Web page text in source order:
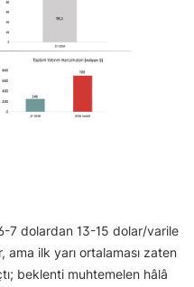
7 dolardan 13-15 dolar/varile
ilk yarı ortalaması zaten
beklenti muhtemelen hâlâ